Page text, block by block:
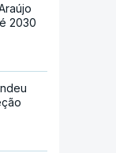
2030